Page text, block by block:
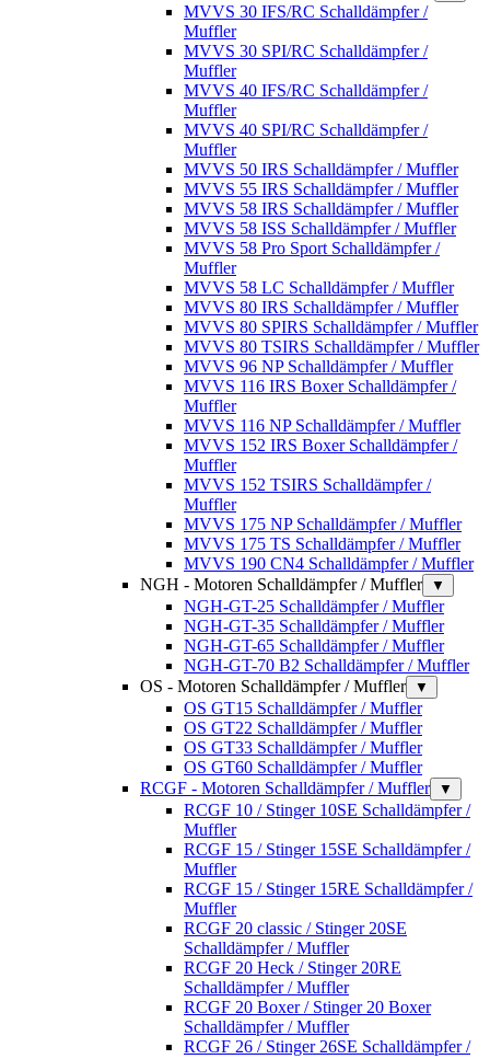
MVVS 30 IFS/RC Schalldämpfer /
Muffler
MVVS 30 SPI/RC Schalldämpfer /
Muffler
MVVS 40 IFS/RC Schalldämpfer /
Muffler
MVVS 40 SPI/RC Schalldämpfer /
Muffler
MVVS 50 IRS Schalldämpfer / Muffler
MVVS 55 IRS Schalldämpfer / Muffler
MVVS 58 IRS Schalldämpfer / Muffler
MVVS 58 ISS Schalldämpfer / Muffler
MVVS 58 Pro Sport Schalldämpfer /
Muffler
MVVS 58 LC Schalldämpfer / Muffler
MVVS 80 IRS Schalldämpfer / Muffler
MVVS 80 SPIRS Schalldämpfer / Muffler
MVVS 80 TSIRS Schalldämpfer / Muffler
MVVS 96 NP Schalldämpfer / Muffler
MVVS 116 IRS Boxer Schalldämpfer /
Muffler
MVVS 116 NP Schalldämpfer / Muffler
MVVS 152 IRS Boxer Schalldämpfer /
Muffler
MVVS 152 TSIRS Schalldämpfer /
Muffler
MVVS 175 NP Schalldämpfer / Muffler
MVVS 175 TS Schalldämpfer / Muffler
MVVS 190 CN4 Schalldämpfer / Muffler
NGH - Motoren Schalldämpfer / Muffler
▼
NGH-GT-25 Schalldämpfer / Muffler
NGH-GT-35 Schalldämpfer / Muffler
NGH-GT-65 Schalldämpfer / Muffler
NGH-GT-70 B2 Schalldämpfer / Muffler
OS - Motoren Schalldämpfer / Muffler
▼
OS GT15 Schalldämpfer / Muffler
OS GT22 Schalldämpfer / Muffler
OS GT33 Schalldämpfer / Muffler
OS GT60 Schalldämpfer / Muffler
RCGF - Motoren Schalldämpfer / Muffler
▼
RCGF 10 / Stinger 10SE Schalldämpfer /
Muffler
RCGF 15 / Stinger 15SE Schalldämpfer /
Muffler
RCGF 15 / Stinger 15RE Schalldämpfer /
Muffler
RCGF 20 classic / Stinger 20SE
Schalldämpfer / Muffler
RCGF 20 Heck / Stinger 20RE
Schalldämpfer / Muffler
RCGF 20 Boxer / Stinger 20 Boxer
Schalldämpfer / Muffler
RCGF 26 / Stinger 26SE Schalldämpfer /